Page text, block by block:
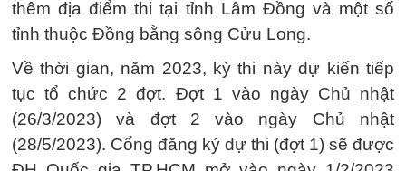
thêm địa điểm thi tại tỉnh Lâm Đồng và một số
tỉnh thuộc Đồng bằng sông Cửu Long.
Về thời gian, năm 2023, kỳ thi này dự kiến tiếp
tục tổ chức 2 đợt. Đợt 1 vào ngày Chủ nhật
(26/3/2023) và đợt 2 vào ngày Chủ nhật
(28/5/2023). Cổng đăng ký dự thi (đợt 1) sẽ được